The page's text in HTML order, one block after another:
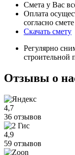
Смета у Вас
Оплата
согласно смете
Скачать смету
Регулярно
строительной
Отзывы о
4,7
36 отзывов
4,9
59 отзывов